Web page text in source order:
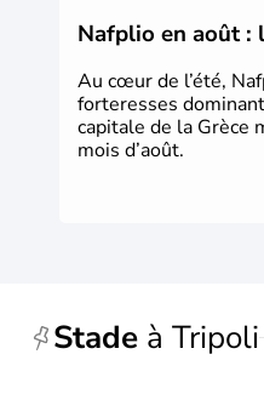
Nafplio en août :
Au cœur de l’été,
forteresses
capitale de la Grèce
mois d’août.
Stade à Tripoli